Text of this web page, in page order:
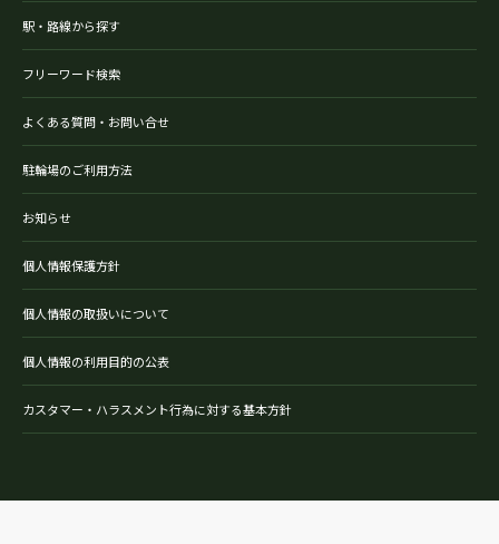
駅・路線から探す
フリーワード検索
よくある質問・お問い合せ
駐輪場のご利用方法
お知らせ
個人情報保護方針
個人情報の取扱いについて
個人情報の利用目的の公表
カスタマー・ハラスメント行為に対する基本方針